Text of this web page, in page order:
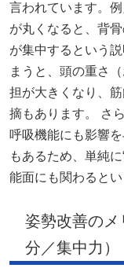
言われています。
が丸くなると、背
が集中するという
まうと、頭の重さ
担が大きくなり、
摘もあります。 さ
呼吸機能にも影響
もあるため、単純
能面にも関わるとい
姿勢改善の
分／集中力）